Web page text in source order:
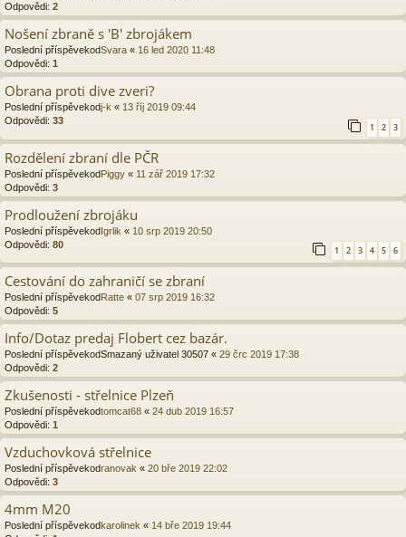
Odpovědi: 2
Nošení zbraně s 'B' zbrojákem
Poslední příspěvekodSvara « 16 led 2020 11:48
Odpovědi: 1
Obrana proti dive zveri?
Poslední příspěvekodj-k « 13 říj 2019 09:44
Odpovědi: 33
1 2 3
Rozdělení zbraní dle PČR
Poslední příspěvekodPiggy « 11 zář 2019 17:32
Odpovědi: 3
Prodloužení zbrojáku
Poslední příspěvekodIgrlik « 10 srp 2019 20:50
Odpovědi: 80
1 2 3 4 5 6
Cestování do zahraničí se zbraní
Poslední příspěvekodRatte « 07 srp 2019 16:32
Odpovědi: 5
Info/Dotaz predaj Flobert cez bazár.
Poslední příspěvekodSmazaný uživatel 30507 « 29 črc 2019 17:38
Odpovědi: 2
Zkušenosti - střelnice Plzeň
Poslední příspěvekodtomcat68 « 24 dub 2019 16:57
Odpovědi: 1
Vzduchovková střelnice
Poslední příspěvekodranovak « 20 bře 2019 22:02
Odpovědi: 3
4mm M20
Poslední příspěvekodkarolinek « 14 bře 2019 19:44